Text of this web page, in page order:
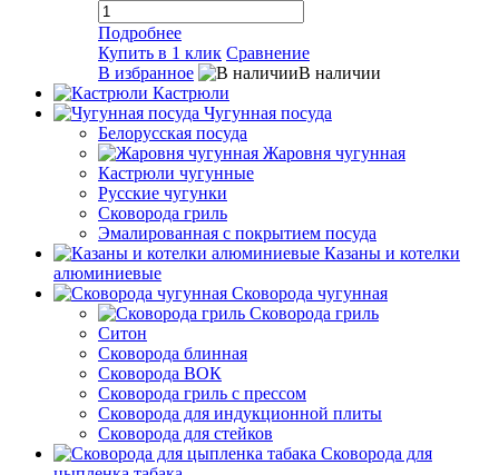
Подробнее
Купить в 1 клик Сравнение
В избранное
В наличии
Кастрюли
Чугунная посуда
Белорусская посуда
Жаровня чугунная
Кастрюли чугунные
Русские чугунки
Сковорода гриль
Эмалированная с покрытием посуда
Казаны и котелки
алюминиевые
Сковорода чугунная
Сковорода гриль
Ситон
Сковорода блинная
Сковорода ВОК
Сковорода гриль с прессом
Сковорода для индукционной плиты
Сковорода для стейков
Сковорода для